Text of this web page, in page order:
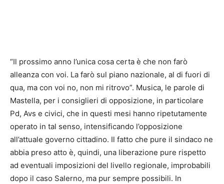
“Il prossimo anno l’unica cosa certa è che non farò
alleanza con voi. La farò sul piano nazionale, al di fuori di
qua, ma con voi no, non mi ritrovo”. Musica, le parole di
Mastella, per i consiglieri di opposizione, in particolare
Pd, Avs e civici, che in questi mesi hanno ripetutamente
operato in tal senso, intensificando l’opposizione
all’attuale governo cittadino. Il fatto che pure il sindaco ne
abbia preso atto è, quindi, una liberazione pure rispetto
ad eventuali imposizioni del livello regionale, improbabili
dopo il caso Salerno, ma pur sempre possibili. In